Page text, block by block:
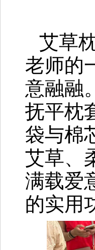
艾草
老师的
意融融
抚平枕
袋与棉
艾草、
满载爱
的实用